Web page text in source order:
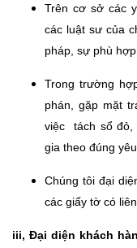
Trên cơ sở các
các luật sư của
pháp, sự phù
Trong trường
phán, gặp mặt
việc tách sổ đỏ,
gia theo đúng
Chúng tôi đại
các giấy tờ có liên
iii, Đại diện khách